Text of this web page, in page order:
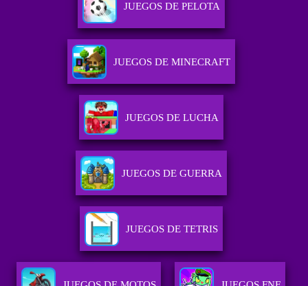
JUEGOS DE PELOTA
JUEGOS DE MINECRAFT
JUEGOS DE LUCHA
JUEGOS DE GUERRA
JUEGOS DE TETRIS